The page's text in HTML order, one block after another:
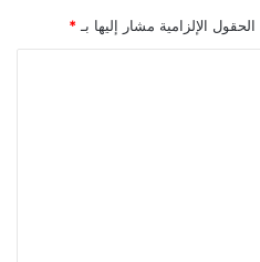
الحقول الإلزامية مشار إليها بـ *